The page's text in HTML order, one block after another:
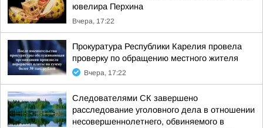
ювелира Перхина
Вчера, 17:22
Прокуратура Республики Карелия провела
проверку по обращению местного жителя
Вчера, 17:22
Следователями СК завершено
расследование уголовного дела в отношении
несовершеннолетнего, обвиняемого в